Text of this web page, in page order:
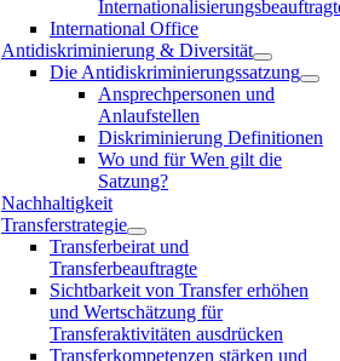
International Office
Antidiskriminierung & Diversität
Die Antidiskriminierungssatzung
Ansprechpersonen und
Anlaufstellen
Diskriminierung Definitionen
Wo und für Wen gilt die
Satzung?
Nachhaltigkeit
Transferstrategie
Transferbeirat und
Transferbeauftragte
Sichtbarkeit von Transfer erhöhen
und Wertschätzung für
Transferaktivitäten ausdrücken
Transferkompetenzen stärken und